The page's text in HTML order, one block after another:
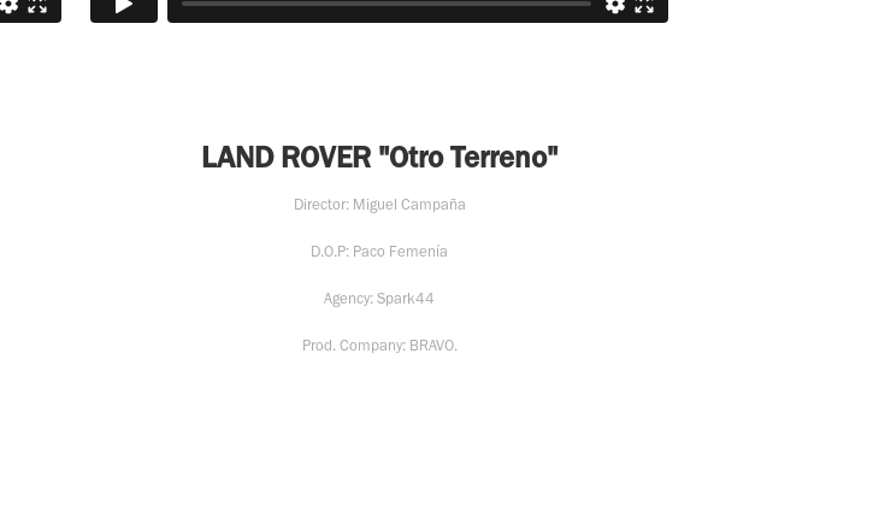
LAND ROVER "Otro Terreno"
Director: Miguel Campaña
D.O.P: Paco Femenía
Agency: Spark44
Prod. Company: BRAVO.